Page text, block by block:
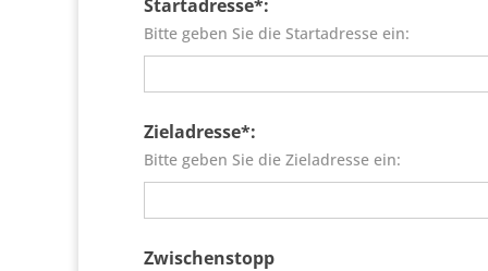
Startadresse*:
Bitte geben Sie die Startadresse ein:
Zieladresse*:
Bitte geben Sie die Zieladresse ein:
Zwischenstopp